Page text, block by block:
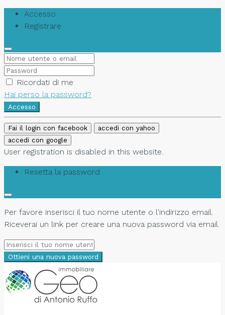
Accesso
Registrare
Ricordati di me
Hai perso la password?
Accesso
Fai il login con facebook
accedi con yahoo
accedi con google
User registration is disabled in this website.
Resetta la password
Per favore inserisci il tuo nome utente o l'indirizzo email.
Riceverai un link per creare una nuova password via email.
Ottieni una nuova password